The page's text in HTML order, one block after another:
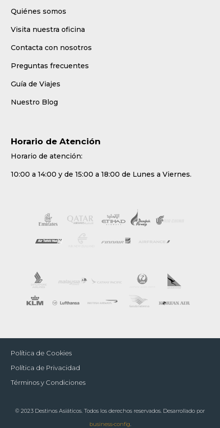
Quiénes somos
Visita nuestra oficina
Contacta con nosotros
Preguntas frecuentes
Guía de Viajes
Nuestro Blog
Horario de Atención
Horario de atención:
10:00 a 14:00 y de 15:00 a 18:00 de Lunes a Viernes.
Política de Cookies
Política de Privacidad
Términos y Condiciones
© 2023 Destinos Asiáticos. Todos los derechos reservados. Desarrollado por
business•config